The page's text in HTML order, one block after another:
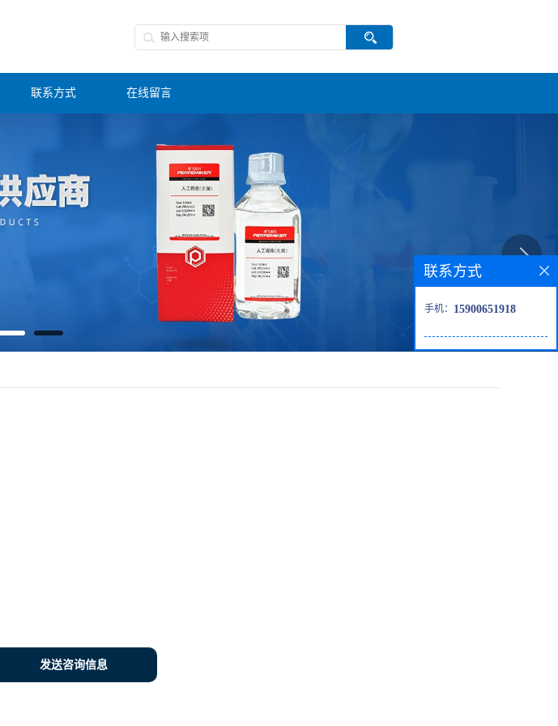
联系方式 在线留言
发送咨询信息
联系方式
手机： 15900651918